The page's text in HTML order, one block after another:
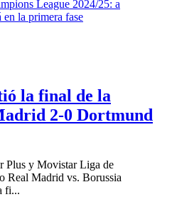
la final de la
2-0 Dortmund
Plus y Movistar Liga de
Real Madrid vs. Borussia
fi...